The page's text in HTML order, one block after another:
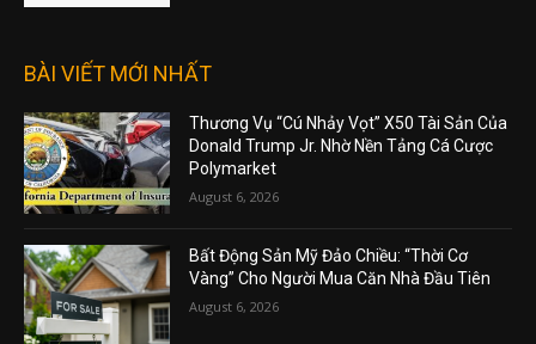
BÀI VIẾT MỚI NHẤT
Thương Vụ “Cú Nhảy Vọt” X50 Tài Sản Của
Donald Trump Jr. Nhờ Nền Tảng Cá Cược
Polymarket
August 6, 2026
Bất Động Sản Mỹ Đảo Chiều: “Thời Cơ
Vàng” Cho Người Mua Căn Nhà Đầu Tiên
August 6, 2026